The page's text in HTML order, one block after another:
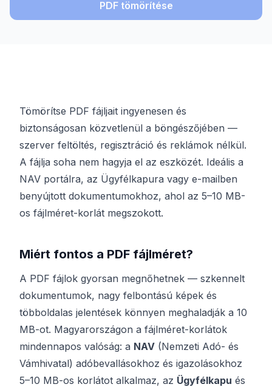
PDF tömörítése
Tömörítse PDF fájljait ingyenesen és
biztonságosan közvetlenül a böngészőjében —
szerver feltöltés, regisztráció és reklámok nélkül.
A fájlja soha nem hagyja el az eszközét. Ideális a
NAV portálra, az Ügyfélkapura vagy e-mailben
benyújtott dokumentumokhoz, ahol az 5–10 MB-
os fájlméret-korlát megszokott.
Miért fontos a PDF fájlméret?
A PDF fájlok gyorsan megnőhetnek — szkennelt
dokumentumok, nagy felbontású képek és
többoldalas jelentések könnyen meghaladják a 10
MB-ot. Magyarországon a fájlméret-korlátok
mindennapos valóság: a NAV (Nemzeti Adó- és
Vámhivatal) adóbevallásokhoz és igazolásokhoz
5–10 MB-os korlátot alkalmaz, az Ügyfélkapu és